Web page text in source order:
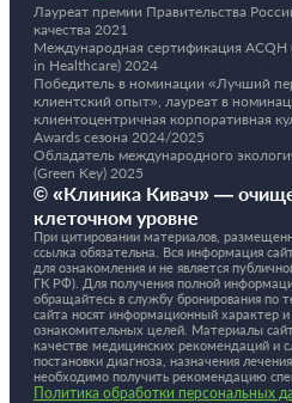
Лауреат премии Правительства
качества 2021
Международная сертификация
in Healthcare) 2024
Победитель в номинации «Лучший
клиентский опыт», лауреат в
клиентоцентричная корпоративная
Awards сезона 2024/2025
Обладатель международного
(Green Key) 2025
© «Клиника Кивач» —
клеточном уровне
При цитировании материалов,
ссылка обязательна. Вся информация
для ознакомления и не является
ГК РФ). Для получения полной
обращайтесь в службу бронирования по
сайта носят информационный характер
ознакомительных целей. Материалы
качестве медицинских рекомендаций и
постановки диагноза, назначения
необходимо получить рекомендацию
Политика обработки персональных